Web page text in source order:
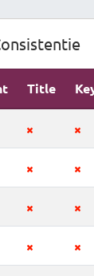
Title